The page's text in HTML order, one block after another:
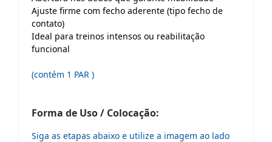
Ajuste firme com fecho aderente (tipo fecho de
contato)
Ideal para treinos intensos ou reabilitação
funcional
(contém 1 PAR )
Forma de Uso / Colocação:
Siga as etapas abaixo e utilize a imagem ao lado